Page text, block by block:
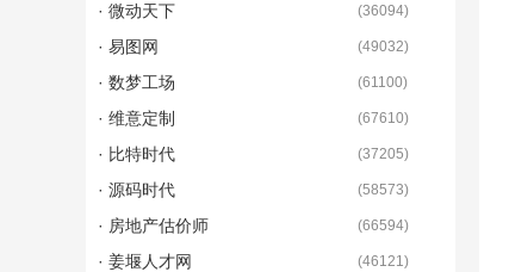
· 微动天下 (36094)
· 易图网 (49032)
· 数梦工场 (61100)
· 维意定制 (67610)
· 比特时代 (37205)
· 源码时代 (58573)
· 房地产估价师 (66594)
· 姜堰人才网 (46121)